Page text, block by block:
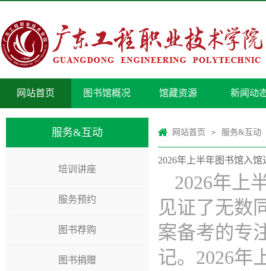
网站首页 图书馆概况 馆藏资源 新闻动
服务&互动
培训讲座
服务预约
图书荐购
图书捐赠
网站首页 > 服务&互动
2026年上半年图书馆入馆
2026年上
见证了无数
案备考的专
记。2026年